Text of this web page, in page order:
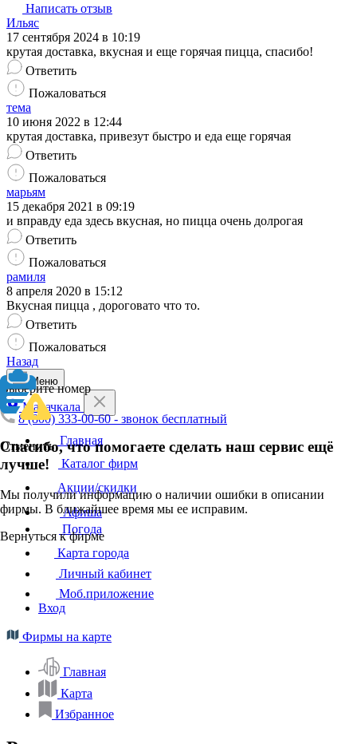
Написать отзыв
Ильяс
17 сентября 2024 в 10:19
крутая доставка, вкусная и еще горячая пицца, спасибо!
Ответить
Пожаловаться
тема
10 июня 2022 в 12:44
крутая доставка, привезут быстро и еда еще горячая
Ответить
Пожаловаться
марьям
15 декабря 2021 в 09:19
и вправду еда здесь вкусная, но пицца очень долрогая
Ответить
Пожаловаться
рамиля
8 апреля 2020 в 15:12
Вкусная пицца , дороговато что то.
Ответить
Пожаловаться
Назад
Выберите номер
8 (800) 333-00-60 - звонок бесплатный
Отменить
Спасибо, что помогаете сделать наш сервис ещё
лучше!
Мы получили информацию о наличии ошибки в описании
фирмы. В ближайшее время мы ее исправим.
Вернуться к фирме
Меню
Махачкала
Главная
Каталог фирм
Акции/скидки
Афиша
Погода
Карта города
Личный кабинет
Моб.приложение
Вход
Фирмы на карте
Главная
Карта
Избранное